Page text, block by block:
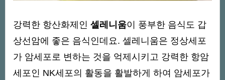
강력한 항산화제인 셀레니움이 풍부한 음식도 갑
상선암에 좋은 음식인데요. 셀레니움은 정상세포
가 암세포로 변하는 것을 억제시키고 강력한 항암
세포인 NK세포의 활동을 활발하게 하여 암세포가